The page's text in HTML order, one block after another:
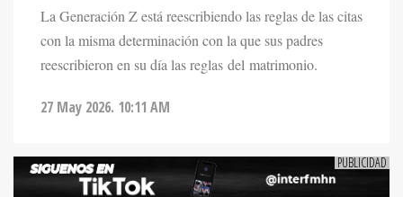
con la misma determinación con la que sus padres
reescribieron en su día las reglas del matrimonio.